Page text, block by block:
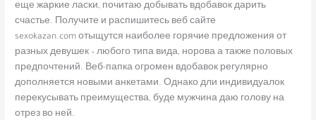
еще жаркие ласки, почитаю добывать вдобавок дарить
счастье. Получите и распишитесь веб сайте
sexokazan.com отыщутся наиболее горячие предложения от
разных девушек – любого типа вида, норова а также половых
предпочтений. Веб-папка огромен вдобавок регулярно
дополняется новыми анкетами.Однако дли индивидуалок
перекусывать преимущества, буде мужчина даю голову на
отрез во ней.